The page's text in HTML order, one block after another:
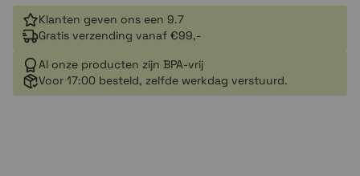
Klanten geven ons een 9.7
Gratis verzending vanaf €99,-
Al onze producten zijn BPA-vrij
Voor 17:00 besteld, zelfde werkdag verstuurd.